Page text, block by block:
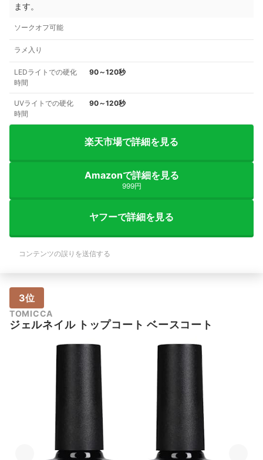
ます。
ソークオフ可能
ラメ入り
LEDライトでの硬化
時間
90～120秒
UVライトでの硬化
時間
90～120秒
楽天市場で詳細を見る
Amazonで詳細を見る
999円
ヤフーで詳細を見る
コンテンツの誤りを送信する
3位
TOMICCA
ジェルネイル トップコート ベースコート